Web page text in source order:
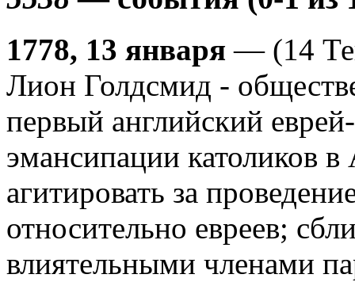
1778, 13 января — (14
Лион Голдсмид -
первый английский
эмансипации католиков
агитировать за
относительно евреев;
влиятельными членами